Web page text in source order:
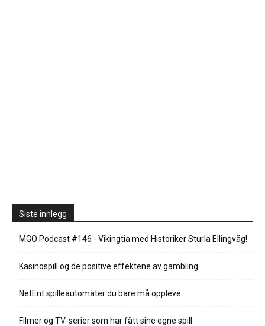
Siste innlegg
MGO Podcast #146 - Vikingtia med Historiker Sturla Ellingvåg!
Kasinospill og de positive effektene av gambling
NetEnt spilleautomater du bare må oppleve
Filmer og TV-serier som har fått sine egne spill